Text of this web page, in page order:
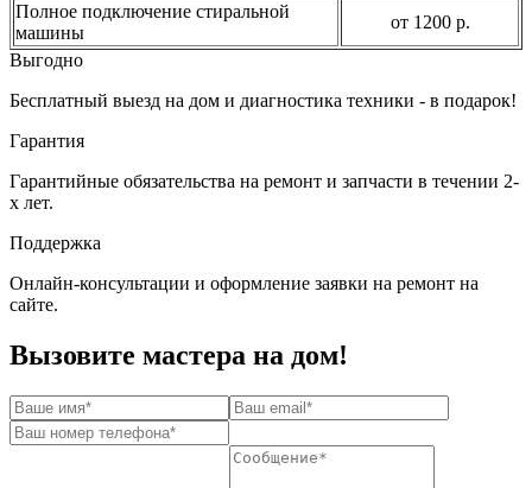
Полное подключение стиральной
машины
от 1200 р.
Выгодно
Бесплатный выезд на дом и диагностика техники - в подарок!
Гарантия
Гарантийные обязательства на ремонт и запчасти в течении 2-
х лет.
Поддержка
Онлайн-консультации и оформление заявки на ремонт на
сайте.
Вызовите мастера на дом!